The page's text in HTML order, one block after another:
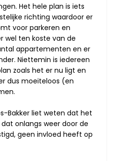
Het hele plan is iets
richting waardoor er
voor parkeren en
wel ten koste van de
appartementen en er
Niettemin is iedereen
zoals het er nu ligt en
dus moeiteloos (en
Bakker liet weten dat het
dat onlangs weer door de
geen invloed heeft op